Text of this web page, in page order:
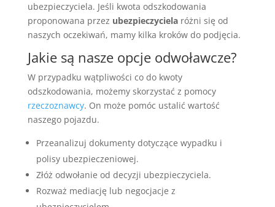
ubezpieczyciela. Jeśli kwota odszkodowania
proponowana przez ubezpieczycielaróżni się od
naszych oczekiwań, mamy kilka kroków do podjęcia.
Jakie są nasze opcje odwoławcze?
W przypadku wątpliwości co do kwoty
odszkodowania, możemy skorzystać z pomocy
rzeczoznawcy. On może pomóc ustalić wartość
naszego pojazdu.
Przeanalizuj dokumenty dotyczące wypadku i
polisy ubezpieczeniowej.
Złóż odwołanie od decyzji ubezpieczyciela.
Rozważ mediację lub negocjacje z